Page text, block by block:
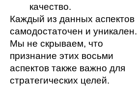
качество.
Каждый из данных аспектов
самодостаточен и уникален.
Мы не скрываем, что
признание этих восьми
аспектов также важно для
стратегических целей.